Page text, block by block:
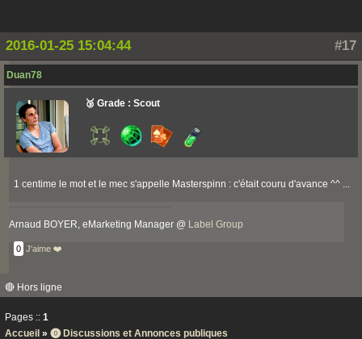
#17
2016-01-25 15:04:44
Duan78
🥉 Grade : Scout
1 centime le mot et le mec s'appelle Masterspinn : c'était couru d'avance ^^ ...
Arnaud BOYER, eMarketing Manager @ Label Group
0 J'aime ❤️
🔴 Hors ligne
Pages :: 1
Accueil » ⓿ Discussions et Annonces publiques